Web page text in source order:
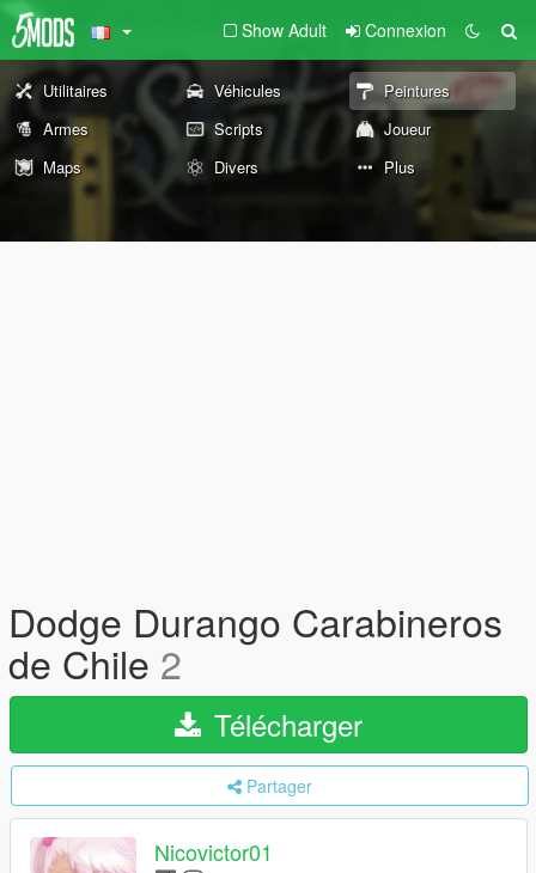
Show Adult Connexion
Utilitaires Véhicules
Peintures
Armes
Scripts
Joueur
Maps
Divers Plus
Dodge Durango Carabineros
de Chile 2
Télécharger
Partager
Nicovictor01